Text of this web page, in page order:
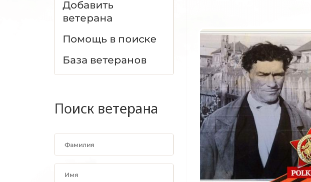
Добавить
ветерана
Помощь в поиске
База ветеранов
Поиск ветерана